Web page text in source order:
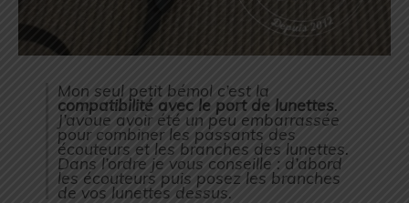
Mon seul petit bémol c’est la
compatibilité avec le port de lunettes.
J’avoue avoir été un peu embarrassée
pour combiner les passants des
écouteurs et les branches des lunettes.
Dans l’ordre je vous conseille : d’abord
les écouteurs puis posez les branches
de vos lunettes dessus.